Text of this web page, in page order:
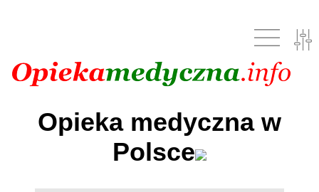
Opieka medyczna w
Polsce